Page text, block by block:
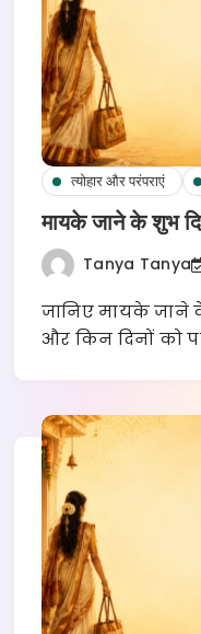
त्योहार और परंपराएं
मायके जाने के शुभ
Tanya Tanya
जानिए मायके जाने
और किन दिनों को